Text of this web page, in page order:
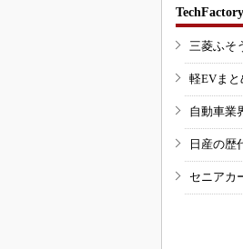
三菱ふそ
軽EVまと
自動車業
日産の歴
セニアカ